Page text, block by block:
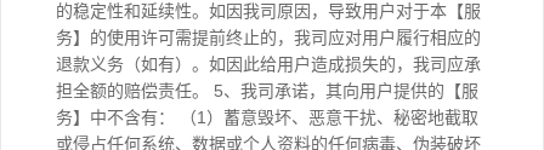
的稳定性和延续性。如因我司原因，导致用户对于本【服
务】的使用许可需提前终止的，我司应对用户履行相应的
退款义务（如有）。如因此给用户造成损失的，我司应承
担全额的赔偿责任。 5、我司承诺，其向用户提供的【服
务】中不含有： （1）蓄意毁坏、恶意干扰、秘密地截取
或侵占任何系统、数据或个人资料的任何病毒、伪装破坏